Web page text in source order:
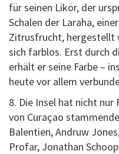
für seinen Likör, der
Schalen der Laraha,
Zitrusfrucht, hergestellt
sich farblos. Erst durch
erhält er seine Farbe –
heute vor allem
8. Die Insel hat nicht
von Curaçao
Balentien, Andruw
Profar, Jonathan